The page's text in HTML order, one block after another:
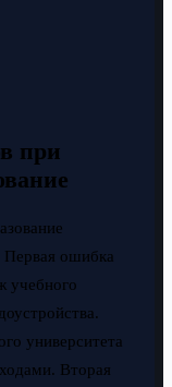
при
Первая ошибка
учебного
университета
Вторая